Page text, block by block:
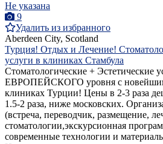
Не указана
9
Удалить из избранного
Aberdeen City, Scotland
Турция! Отдых и Лечение!
услуги в клиниках Стамбула
Стоматологические + Эстетические
ЕВРОПЕЙСКОГО уровня с
клиниках Турции! Цены в 2-3 раза
1.5-2 раза, ниже московских.
(встреча, переводчик, размещение,
стоматологии,экскурсионная
современные технологии и